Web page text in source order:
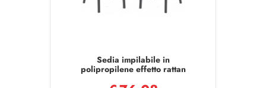
Sedia impilabile in
polipropilene effetto rattan